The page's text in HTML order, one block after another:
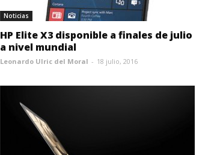
Noticias
HP Elite X3 disponible a finales de julio
a nivel mundial
Leonardo Ulric del Moral - 18 julio, 2016